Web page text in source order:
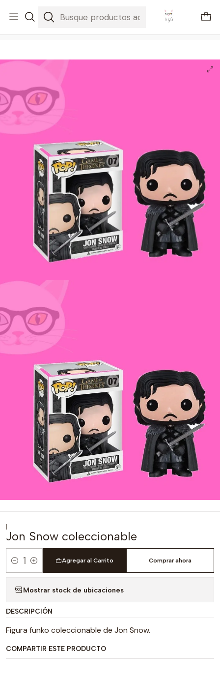
🚐 Envíos Nacionales gratis en compras mayores a $2100
|
Jon Snow coleccionable
Cantidad
Agregar al Carrito Comprar ahora
Mostrar stock de ubicaciones
DESCRIPCIÓN
Figura funko coleccionable de Jon Snow.
COMPARTIR ESTE PRODUCTO